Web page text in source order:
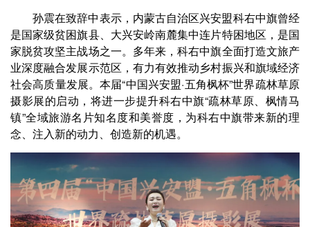
孙震在致辞中表示，内蒙古自治区兴安盟科右中旗曾经
是国家级贫困旗县、大兴安岭南麓集中连片特困地区，是国
家脱贫攻坚主战场之一。多年来，科右中旗全面打造文旅产
业深度融合发展示范区，有力有效推动乡村振兴和旗域经济
社会高质量发展。本届“中国兴安盟·五角枫杯”世界疏林草原
摄影展的启动，将进一步提升科右中旗“疏林草原、枫情马
镇”全域旅游名片知名度和美誉度，为科右中旗带来新的理
念、注入新的动力、创造新的机遇。